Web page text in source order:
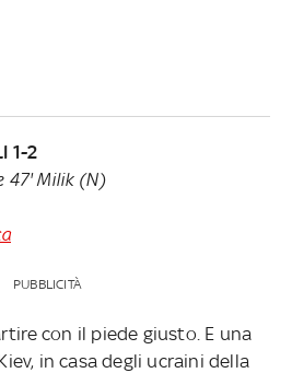
1-2
47' Milik (N)
PUBBLICITÀ
con il piede giusto. E una
in casa degli ucraini della